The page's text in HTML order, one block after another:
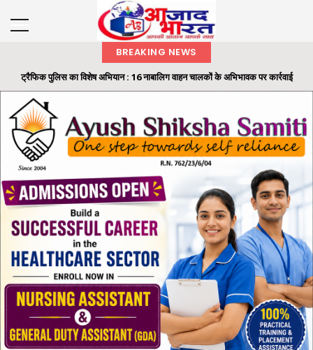
BREAKING NEWS
ट्रैफिक पुलिस का विशेष अभियान : 16 नाबालिग वाहन चालकों के अभिभावक पर कार्रवाई
रायगढ़ में 32 लाख की ट्रांसपोर्ट कंपनी धोखाधड़ी का फरार आरोपी गिरफ्तार, 'ऑपरेशन क्लीन
हंट' के तहत...
समाज के अंतिम व्यक्ति तक पहुंचे शासन की योजनाओं का लाभ: राज्यपाल श्री रमेन डेका
राज्यपाल ने ‘एक पेड़ मां के नाम’ अभियान के तहत कलेक्टोरेट परिसर में लगाया बादाम का पौधा
मैकेनाइज्ड इन्फैंट्री रेजिमेंट का मिशन निरंतर मिलाप कार्यक्रम आयोजित